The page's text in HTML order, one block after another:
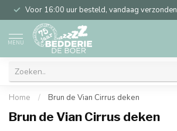
Voor 16:00 uur besteld, vandaag verzonden
MENU
Home / Brun de Vian Cirrus deken
Brun de Vian Cirrus deken